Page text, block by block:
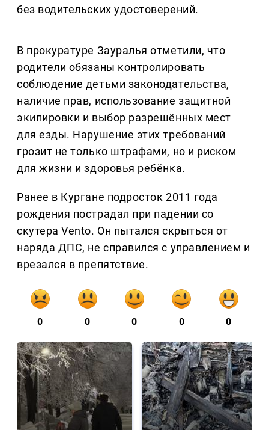
без водительских удостоверений.
В прокуратуре Зауралья отметили, что
родители обязаны контролировать
соблюдение детьми законодательства,
наличие прав, использование защитной
экипировки и выбор разрешённых мест
для езды. Нарушение этих требований
грозит не только штрафами, но и риском
для жизни и здоровья ребёнка.
Ранее в Кургане подросток 2011 года
рождения пострадал при падении со
скутера Vento. Он пытался скрыться от
наряда ДПС, не справился с управлением и
врезался в препятствие.
0 0 0 0 0